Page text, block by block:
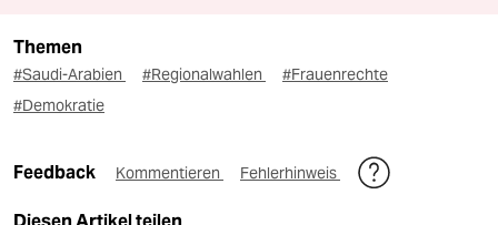
Themen
#Saudi-Arabien #Regionalwahlen
#Frauenrechte
#Demokratie
Feedback Kommentieren Fehlerhinweis